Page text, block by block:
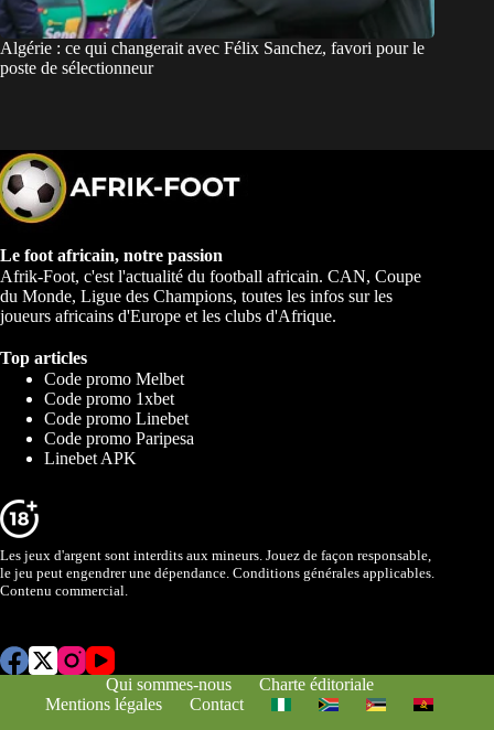
Algérie : ce qui changerait avec Félix Sanchez, favori pour le
poste de sélectionneur
Le foot africain, notre passion
Afrik-Foot, c'est l'actualité du football africain. CAN, Coupe
du Monde, Ligue des Champions, toutes les infos sur les
joueurs africains d'Europe et les clubs d'Afrique.
Top articles
Code promo Melbet
Code promo 1xbet
Code promo Linebet
Code promo Paripesa
Linebet APK
Les jeux d'argent sont interdits aux mineurs. Jouez de façon responsable,
le jeu peut engendrer une dépendance. Conditions générales applicables.
Contenu commercial.
Qui sommes-nous
Charte éditoriale
Mentions légales
Contact